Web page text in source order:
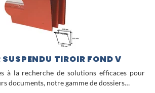
SUSPENDU TIROIR FOND V
à la recherche de solutions efficaces pour
documents, notre gamme de dossiers…